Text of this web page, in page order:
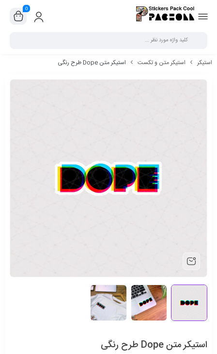
0
استیکر استیکر متن و تکست استیکر متن Dope طرح رنگی
استیکر متن Dope طرح رنگی